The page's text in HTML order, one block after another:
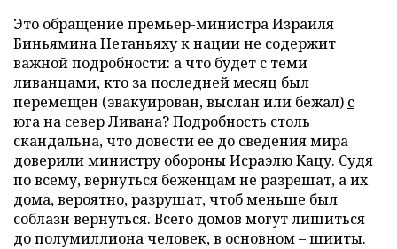
Это обращение премьер-министра Израиля
Биньямина Нетаньяху к нации не содержит
важной подробности: а что будет с теми
ливанцами, кто за последней месяц был
перемещен (эвакуирован, выслан или бежал) с
юга на север Ливана? Подробность столь
скандальна, что довести ее до сведения мира
доверили министру обороны Исраэлю Кацу. Судя
по всему, вернуться беженцам не разрешат, а их
дома, вероятно, разрушат, чтоб меньше был
соблазн вернуться. Всего домов могут лишиться
до полумиллиона человек, в основном – шииты.